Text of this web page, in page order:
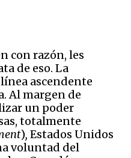
con razón, les
de eso. La
ascendente
Al margen de
un poder
totalmente
), Estados Unidos
voluntad del